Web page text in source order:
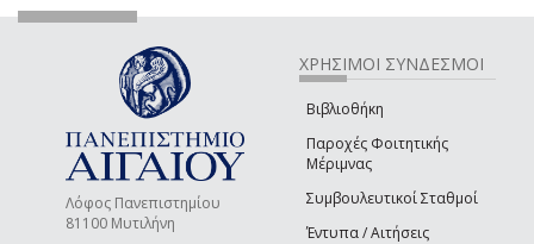
Λόφος Πανεπιστημίου
81100 Μυτιλήνη
ΧΡΗΣΙΜΟΙ ΣΥΝΔΕΣΜΟΙ
Βιβλιοθήκη
Παροχές Φοιτητικής
Μέριμνας
Συμβουλευτικοί Σταθμοί
Έντυπα / Αιτήσεις